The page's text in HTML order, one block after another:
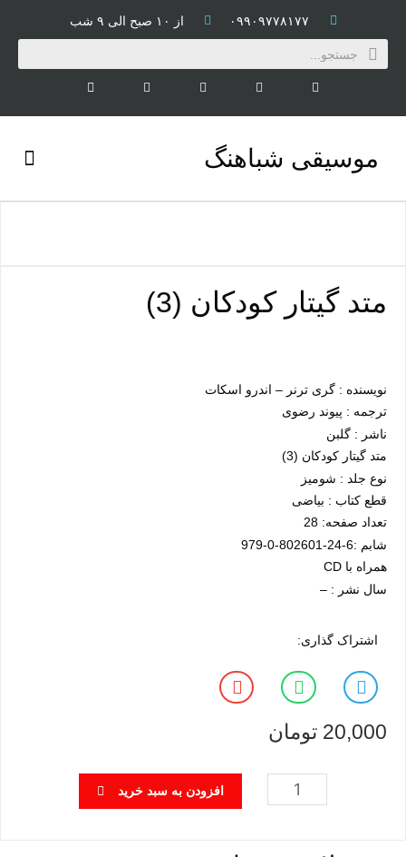
۰۹۹۰۹۷۷۸۱۷۷ از ۱۰ صبح الی ۹ شب
موسیقی شباهنگ
متد گیتار کودکان (3)
نویسنده : گری ترنر – اندرو اسکات
ترجمه : پیوند رضوی
ناشر : گلبن
متد گیتار کودکان (3)
نوع جلد : شومیز
قطع کتاب : بیاضی
تعداد صفحه: 28
شابم :6-24-802601-0-979
همراه با CD
سال نشر : –
اشتراک گذاری:
20,000 تومان
افزودن به سبد خرید